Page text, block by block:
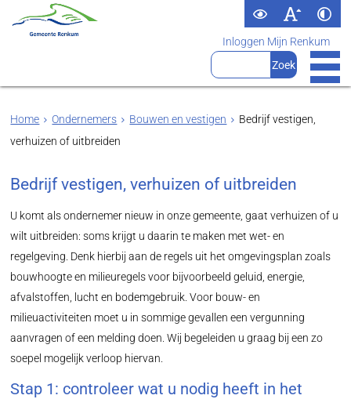
Inloggen Mijn Renkum
Home Ondernemers Bouwen en vestigen
Bedrijf vestigen,
verhuizen of uitbreiden
Bedrijf vestigen, verhuizen of uitbreiden
U komt als ondernemer nieuw in onze gemeente, gaat verhuizen of u
wilt uitbreiden: soms krijgt u daarin te maken met wet- en
regelgeving. Denk hierbij aan de regels uit het omgevingsplan zoals
bouwhoogte en milieuregels voor bijvoorbeeld geluid, energie,
afvalstoffen, lucht en bodemgebruik. Voor bouw- en
milieuactiviteiten moet u in sommige gevallen een vergunning
aanvragen of een melding doen. Wij begeleiden u graag bij een zo
soepel mogelijk verloop hiervan.
Stap 1: controleer wat u nodig heeft in het